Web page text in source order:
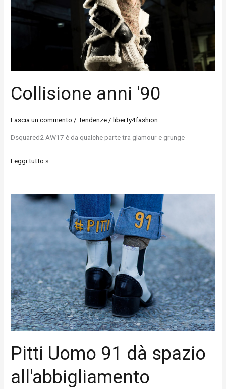
Collisione anni '90
Lascia un commento /Tendenze /liberty4fashion
Dsquared2 AW17 è da qualche parte tra glamour e grunge
Leggi tutto »
Pitti Uomo 91 dà spazio
all'abbigliamento
all'abbigliamento
sportivo
dentro
e
fuori
la